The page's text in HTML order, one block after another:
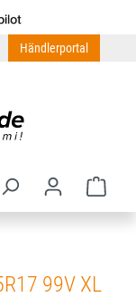
Händlerportal
99V XL